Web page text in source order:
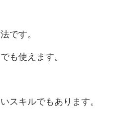
です。
も使えます。
スキルでもあります。